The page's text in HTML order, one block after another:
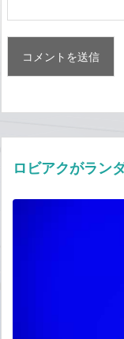
ロビアクがラン